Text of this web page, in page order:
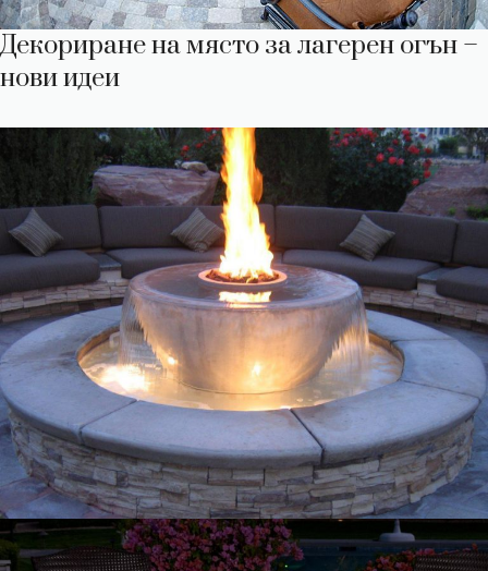
Декориране на място за лагерен огън –
нови идеи